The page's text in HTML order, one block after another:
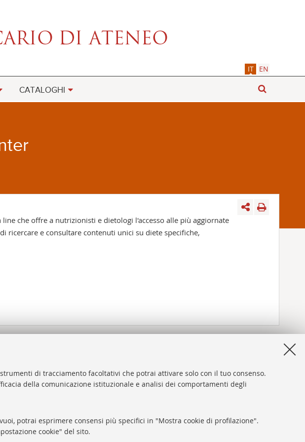
di tracciamento facoltativi che potrai attivare solo con il tuo consenso.
della comunicazione istituzionale e analisi dei comportamenti degli
potrai esprimere consensi più specifici in "Mostra cookie di profilazione".
cookie" del sito.
IT EN
CATALOGHI
che offre a nutrizionisti e dietologi l'accesso alle più aggiornate
e consultare contenuti unici su diete specifiche,
Help Desk
Informazioni sul sito e accessibilità